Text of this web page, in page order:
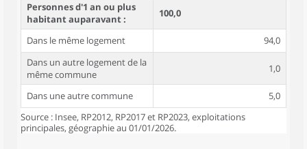
Personnes d'1 an ou plus
habitant auparavant :
100,0
Dans le même logement
94,0
Dans un autre logement de la
même commune
1,0
Dans une autre commune
5,0
Source : Insee, RP2012, RP2017 et RP2023, exploitations
principales, géographie au 01/01/2026.